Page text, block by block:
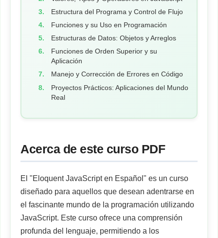
Estructura del Programa y Control de Flujo
Funciones y su Uso en Programación
Estructuras de Datos: Objetos y Arreglos
Funciones de Orden Superior y su
Aplicación
Manejo y Corrección de Errores en Código
Proyectos Prácticos: Aplicaciones del Mundo
Real
Acerca de este curso PDF
El "Eloquent JavaScript en Español" es un curso
diseñado para aquellos que desean adentrarse en
el fascinante mundo de la programación utilizando
JavaScript. Este curso ofrece una comprensión
profunda del lenguaje, permitiendo a los